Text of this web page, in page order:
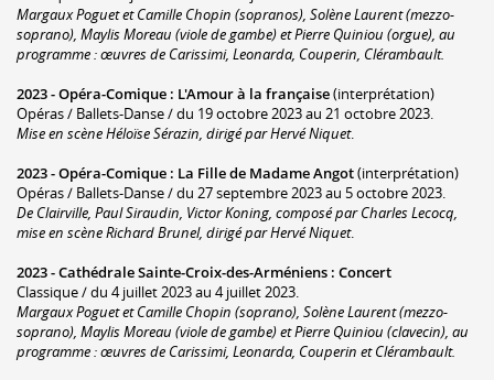
Margaux Poguet et Camille Chopin (sopranos), Solène Laurent (mezzo-
soprano), Maylis Moreau (viole de gambe) et Pierre Quiniou (orgue), au
programme : œuvres de Carissimi, Leonarda, Couperin, Clérambault.
2023 -Opéra-Comique : L'Amour à la française(interprétation)
Opéras / Ballets-Danse / du 19 octobre 2023 au 21 octobre 2023.
Mise en scène Héloïse Sérazin, dirigé par Hervé Niquet.
2023 -Opéra-Comique : La Fille de Madame Angot(interprétation)
Opéras / Ballets-Danse / du 27 septembre 2023 au 5 octobre 2023.
De Clairville, Paul Siraudin, Victor Koning, composé par Charles Lecocq,
mise en scène Richard Brunel, dirigé par Hervé Niquet.
2023 -Cathédrale Sainte-Croix-des-Arméniens : Concert
Classique / du 4 juillet 2023 au 4 juillet 2023.
Margaux Poguet et Camille Chopin (soprano), Solène Laurent (mezzo-
soprano), Maylis Moreau (viole de gambe) et Pierre Quiniou (clavecin), au
programme : œuvres de Carissimi, Leonarda, Couperin et Clérambault.